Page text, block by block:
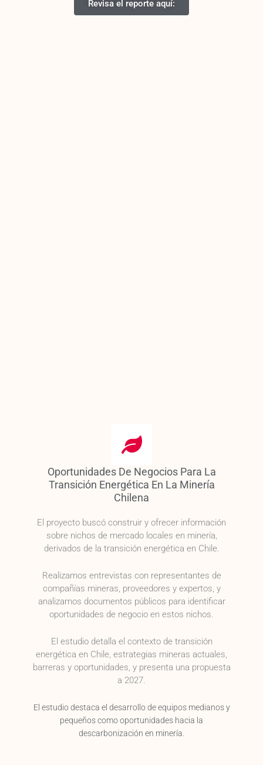
Revisa el reporte aquí:
Oportunidades De Negocios Para La
Transición Energética En La Minería
Chilena
El proyecto buscó construir y ofrecer información
sobre nichos de mercado locales en minería,
derivados de la transición energética en Chile.
Realizamos entrevistas con representantes de
compañías mineras, proveedores y expertos, y
analizamos documentos públicos para identificar
oportunidades de negocio en estos nichos.
El estudio detalla el contexto de transición
energética en Chile, estrategias mineras actuales,
barreras y oportunidades, y presenta una propuesta
a 2027.
El estudio destaca el desarrollo de equipos medianos y
pequeños como oportunidades hacia la
descarbonización en minería.